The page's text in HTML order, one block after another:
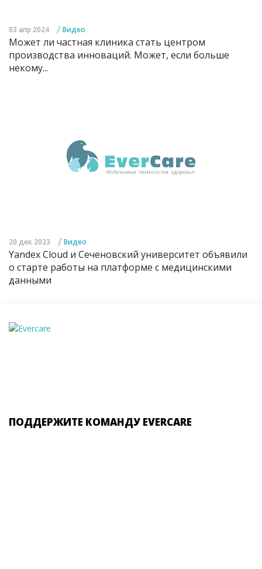
03 апр 2024 / Видео
Может ли частная клиника стать центром
производства инноваций. Может, если больше
некому...
20 дек 2023 / Видео
Yandex Cloud и Сеченовский университет объявили
о старте работы на платформе с медицинскими
данными
ПОДДЕРЖИТЕ КОМАНДУ EVERCARE